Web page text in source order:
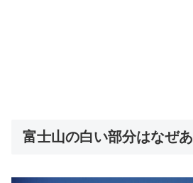
富士山の白い部分はなぜ